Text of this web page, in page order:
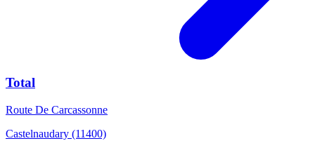
Total
Route De Carcassonne
Castelnaudary (11400)